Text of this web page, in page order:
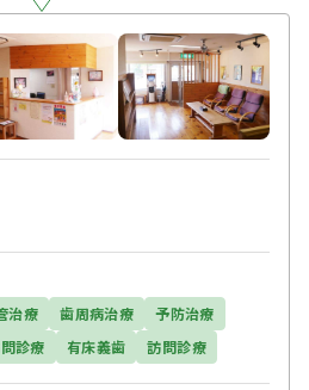
治療 歯周病治療
予防治療
診療 有床義歯 訪問診療